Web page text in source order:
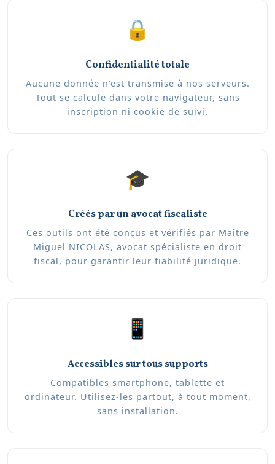
🔒
Confidentialité totale
Aucune donnée n'est transmise à nos serveurs.
Tout se calcule dans votre navigateur, sans
inscription ni cookie de suivi.
🎓
Créés par un avocat fiscaliste
Ces outils ont été conçus et vérifiés par Maître
Miguel NICOLAS, avocat spécialiste en droit
fiscal, pour garantir leur fiabilité juridique.
📱
Accessibles sur tous supports
Compatibles smartphone, tablette et
ordinateur. Utilisez-les partout, à tout moment,
sans installation.